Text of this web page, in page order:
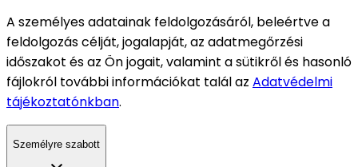
A személyes adatainak feldolgozásáról, beleértve a
feldolgozás célját, jogalapját, az adatmegőrzési
időszakot és az Ön jogait, valamint a sütikről és hasonló
fájlokról további információkat talál az Adatvédelmi
tájékoztatónkban.
Személyre szabott